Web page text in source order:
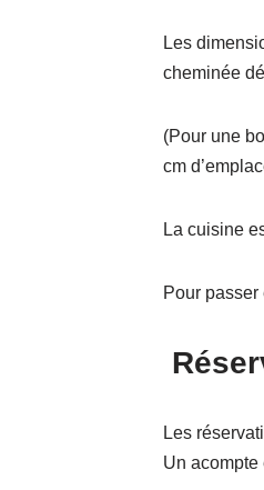
Les
cheminée
(Pour une
cm
La cuisine
Pour
Les
Un acompte